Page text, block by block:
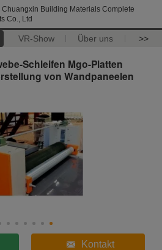
Chuangxin Building Materials Complete
Co., Ltd
VR-Show Über uns >>
Schleifen Mgo-Platten
von Wandpaneelen
Kontakt